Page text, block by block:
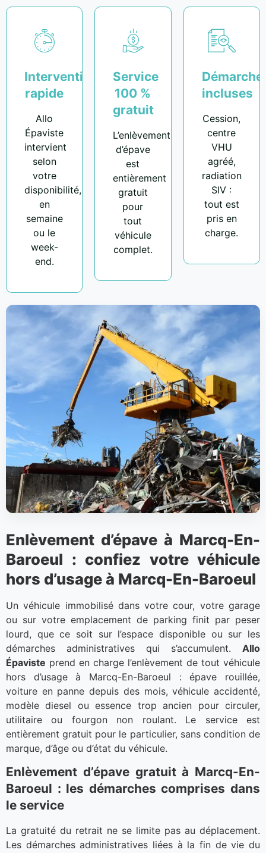
Intervention
rapide
Allo
Épaviste
intervient
selon
votre
disponibilité,
en
semaine
ou le
week-
end.
Service
100 %
gratuit
L’enlèvement
d’épave
est
entièrement
gratuit
pour
tout
véhicule
complet.
incluses
Cession,
centre
VHU
agréé,
radiation
SIV :
tout est
pris en
charge.
Enlèvement d’épave à Marcq-En-
Baroeul : confiez votre véhicule
hors d’usage à Marcq-En-Baroeul
Un véhicule immobilisé dans votre cour, votre garage
ou sur votre emplacement de parking finit par peser
lourd, que ce soit sur l’espace disponible ou sur les
démarches administratives qui s’accumulent. Allo
Épaviste prend en charge l’enlèvement de tout véhicule
hors d’usage à Marcq-En-Baroeul : épave rouillée,
voiture en panne depuis des mois, véhicule accidenté,
modèle diesel ou essence trop ancien pour circuler,
utilitaire ou fourgon non roulant. Le service est
entièrement gratuit pour le particulier, sans condition de
marque, d’âge ou d’état du véhicule.
Enlèvement d’épave gratuit à Marcq-En-
Baroeul : les démarches comprises dans
le service
La gratuité du retrait ne se limite pas au déplacement.
Les démarches administratives liées à la fin de vie du